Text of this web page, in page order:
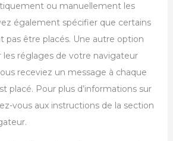
ou manuellement les
également spécifier que certains
pas être placés. Une autre option
les réglages de votre navigateur
receviez un message à chaque
placé. Pour plus d’informations sur
vous aux instructions de la section